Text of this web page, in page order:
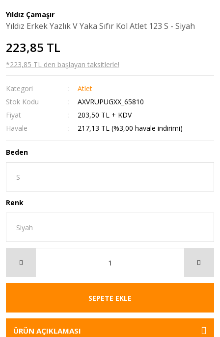
Yıldız Çamaşır
Yıldız Erkek Yazlık V Yaka Sıfır Kol Atlet 123 S - Siyah
223,85 TL
*223,85 TL den başlayan taksitlerle!
Kategori
Atlet
Stok Kodu
AXVRUPUGXX_65810
Fiyat
203,50 TL + KDV
Havale
217,13 TL (%3,00 havale indirimi)
Beden
Renk
SEPETE EKLE
ÜRÜN AÇIKLAMASI